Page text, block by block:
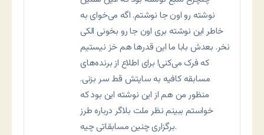
نوشته رو اون جا نوشتم. اگه می‌خوای به
خاطر اين نوشته بری اون جا رو بخونی الکی
نخر. بعدش بابا ما اين قدرها هم خز نيستيم
که فرک می‌کنی! برای اطلاع از برنده‌های
مسابقه کافيه به سايتش قط سر بزنی.
منظور من هم از اين نوشته اين بود که
خواستم ببينم نظر ملت بلاگر درباره طرز
برگزاری چنين مسابقاتی چيه.